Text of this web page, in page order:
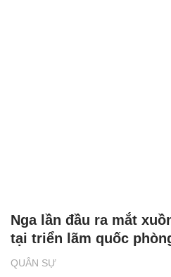
QUÂN SỰ
Nga lần đầu ra mắt
tại triển lãm quốc